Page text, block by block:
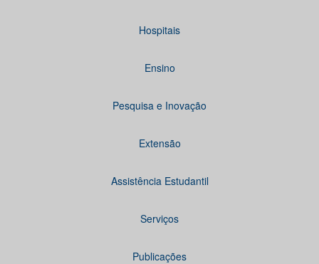
Hospitais
Ensino
Pesquisa e Inovação
Extensão
Assistência Estudantil
Serviços
Publicações